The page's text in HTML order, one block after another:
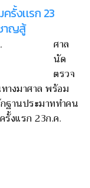
งเเรก 23
าญสู้
ศาล
นัด
ตรวจ
างมาศาล พร้อม
ฐานประมาททำคน
งแรก 23ก.ค.